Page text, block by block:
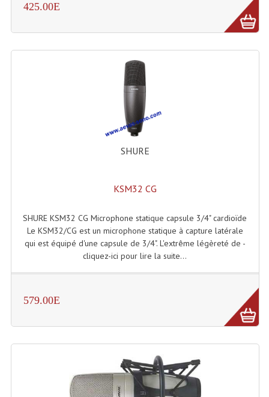
Lecteurs Cd À Plats Lecteur MP3
Lecteurs Double Cd Mixage Intégrée
Lecteurs Double Cd MP3
Digital Package Et Logiciel
Enregistreur Numérique
Platines Dvd Pour Dj
Microphones Filaires
Micro Sans Fil HF VHF 200MHZ
Micro Sans Fil HF UHF 800MHZ
425.00E
SHURE
KSM32 CG
SHURE KSM32 CG Microphone statique capsule 3/4" cardioïde
Le KSM32/CG est un microphone statique à capture latérale
qui est équipé d'une capsule de 3/4". L'extrême légèreté de -
cliquez-ici pour lire la suite...
579.00E